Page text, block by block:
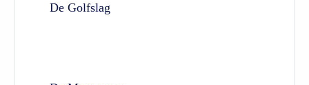
De Golfslag